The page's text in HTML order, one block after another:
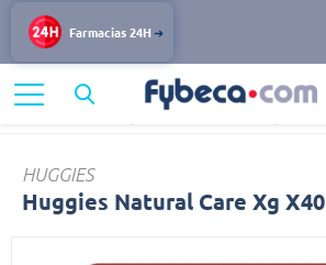
Farmacias 24H
Infantil y Maternidad
HUGGIES
Huggies Natural Care Xg X40